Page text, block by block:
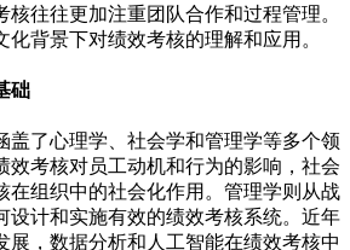
核往往更加注重团队合作和过程管理。
背景下对绩效考核的理解和应用。
础
盖了心理学、社会学和管理学等多个领
效考核对员工动机和行为的影响，社会
在组织中的社会化作用。管理学则从战
设计和实施有效的绩效考核系统。近年
展，数据分析和人工智能在绩效考核中